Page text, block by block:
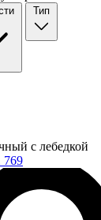
Тип
с лебедкой
769